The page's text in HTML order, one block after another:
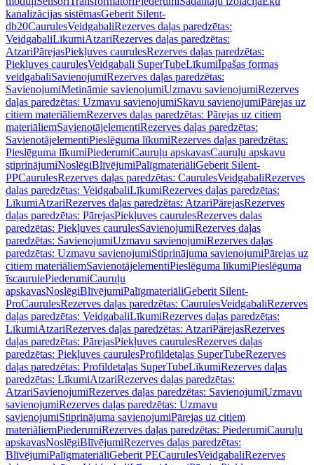
kanalizācijas sistēmasGeberit Silent-
db20CaurulesVeidgabaliRezerves daļas paredzētas:
VeidgabaliLīkumiAtzariRezerves daļas paredzētas:
AtzariPārejasPiekļuves caurulesRezerves daļas paredzētas:
Piekļuves caurulesVeidgabali SuperTubeLīkumiĪpašas formas
veidgabaliSavienojumiRezerves daļas paredzētas:
SavienojumiMetināmie savienojumiUzmavu savienojumiRezerves
daļas paredzētas: Uzmavu savienojumiSkavu savienojumiPārejas uz
citiem materiāliemRezerves daļas paredzētas: Pārejas uz citiem
materiāliemSavienotājelementiRezerves daļas paredzētas:
SavienotājelementiPieslēguma līkumiRezerves daļas paredzētas:
Pieslēguma līkumiPiederumiCauruļu apskavasCauruļu apskavu
stiprinājumiNoslēgiBlīvējumiPalīgmateriāliGeberit Silent-
PPCaurulesRezerves daļas paredzētas: CaurulesVeidgabaliRezerves
daļas paredzētas: VeidgabaliLīkumiRezerves daļas paredzētas:
LīkumiAtzariRezerves daļas paredzētas: AtzariPārejasRezerves
daļas paredzētas: PārejasPiekļuves caurulesRezerves daļas
paredzētas: Piekļuves caurulesSavienojumiRezerves daļas
paredzētas: SavienojumiUzmavu savienojumiRezerves daļas
paredzētas: Uzmavu savienojumiStiprinājuma savienojumiPārejas uz
citiem materiāliemSavienotājelementiPieslēguma līkumiPieslēguma
īscaurulePiederumiCauruļu
apskavasNoslēgiBlīvējumiPalīgmateriāliGeberit Silent-
ProCaurulesRezerves daļas paredzētas: CaurulesVeidgabaliRezerves
daļas paredzētas: VeidgabaliLīkumiRezerves daļas paredzētas:
LīkumiAtzariRezerves daļas paredzētas: AtzariPārejasRezerves
daļas paredzētas: PārejasPiekļuves caurulesRezerves daļas
paredzētas: Piekļuves caurulesProfildetaļas SuperTubeRezerves
daļas paredzētas: Profildetaļas SuperTubeLīkumiRezerves daļas
paredzētas: LīkumiAtzariRezerves daļas paredzētas:
AtzariSavienojumiRezerves daļas paredzētas: SavienojumiUzmavu
savienojumiRezerves daļas paredzētas: Uzmavu
savienojumiStiprinājuma savienojumiPārejas uz citiem
materiāliemPiederumiRezerves daļas paredzētas: PiederumiCauruļu
apskavasNoslēgiBlīvējumiRezerves daļas paredzētas:
BlīvējumiPalīgmateriāliGeberit PECaurulesVeidgabaliRezerves